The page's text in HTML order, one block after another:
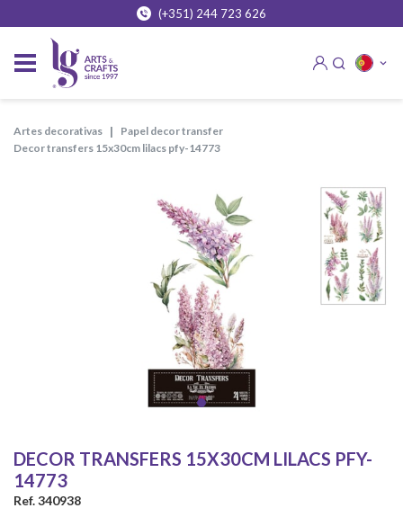
(+351) 244 723 626
artes decorativas
papel decor transfer
decor transfers 15x30cm lilacs pfy-14773
DECOR TRANSFERS 15X30CM LILACS PFY-
14773
Ref. 340938